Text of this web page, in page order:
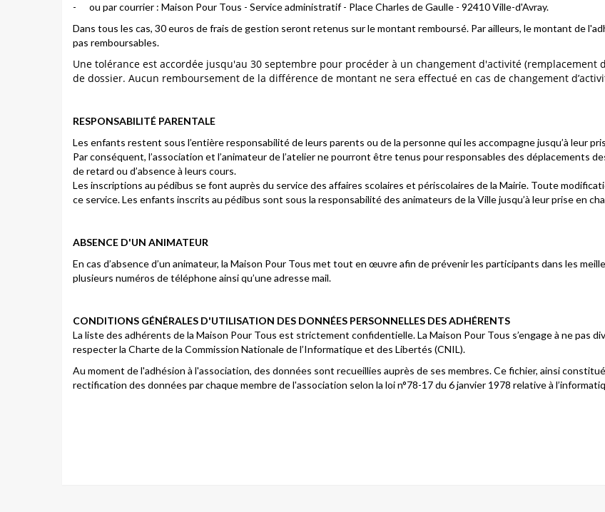
- ou par courrier : Maison Pour Tous - Service administratif - Place Charles de Gaulle - 92410 Ville-d'Avray.
Dans tous les cas, 30 euros de frais de gestion seront retenus sur le montant remboursé. Par ailleurs, le montant de
pas remboursables.
Une tolérance est accordée jusqu'au 30 septembre pour procéder à un changement d'activité
de dossier. Aucun remboursement de la différence de montant ne sera effectué en cas de changement
RESPONSABILITÉ PARENTALE
Les enfants restent sous l’entière responsabilité de leurs parents ou de la personne qui les accompagne jusqu’à leur
Par conséquent, l’association et l’animateur de l’atelier ne pourront être tenus pour responsables des déplacements
de retard ou d’absence à leurs cours.
Les inscriptions au pédibus se font auprès du service des affaires scolaires et périscolaires de la Mairie. Toute
ce service. Les enfants inscrits au pédibus sont sous la responsabilité des animateurs de la Ville jusqu’à leur prise en
ABSENCE D'UN ANIMATEUR
En cas d’absence d’un animateur, la Maison Pour Tous met tout en œuvre afin de prévenir les participants dans les
plusieurs numéros de téléphone ainsi qu’une adresse mail.
CONDITIONS GÉNÉRALES D'UTILISATION DES DONNÉES PERSONNELLES DES ADHÉRENTS
La liste des adhérents de la Maison Pour Tous est strictement confidentielle. La Maison Pour Tous s’engage à ne pas
respecter la Charte de la Commission Nationale de l’Informatique et des Libertés (CNIL).
Au moment de l'adhésion à l'association, des données sont recueillies auprès de ses membres. Ce fichier, ainsi
rectification des données par chaque membre de l'association selon la loi n°78-17 du 6 janvier 1978 relative à